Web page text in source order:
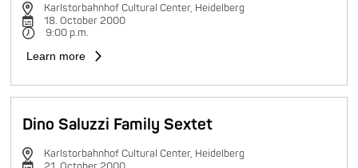
Karlstorbahnhof Cultural Center, Heidelberg
18. October 2000
9:00 p.m.
Learn more
Dino Saluzzi Family Sextet
Karlstorbahnhof Cultural Center, Heidelberg